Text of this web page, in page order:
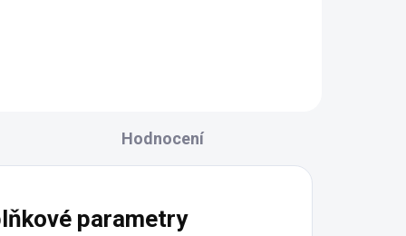
Hodnocení
parametry